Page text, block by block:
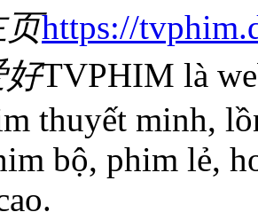
页https://
好TVPHIM là
thuyết minh,
bộ, phim lẻ,